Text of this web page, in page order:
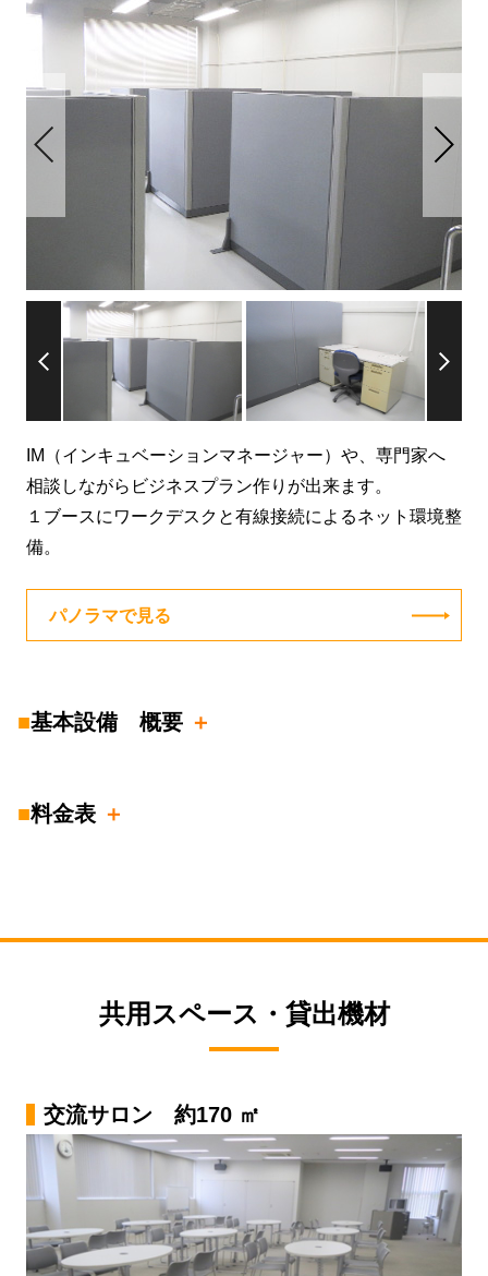
IM（インキュベーションマネージャー）や、専門家へ
相談しながらビジネスプラン作りが出来ます。
１ブースにワークデスクと有線接続によるネット環境整
備。
パノラマで見る
■基本設備 概要
■料金表
共用スペース・貸出機材
交流サロン 約170 ㎡